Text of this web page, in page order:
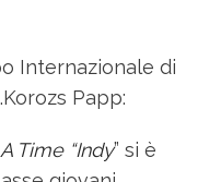
Internazionale di
Papp:
Time “Indy” si è